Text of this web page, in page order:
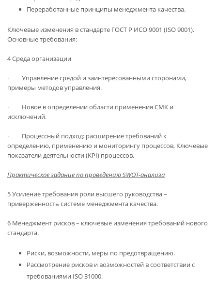
Переработанные принципы менеджмента качества.
Ключевые изменения в стандарте ГОСТ Р ИСО 9001 (ISO 9001).
Основные требования:
4 Среда организации
· Управление средой и заинтересованными сторонами,
примеры методов управления.
· Новое в определении области применения СМК и
исключений.
· Процессный подход: расширение требований к
определению, применению и мониторингу процессов, Ключевые
показатели деятельности (KPI) процессов.
Практическое задание по проведению SWOT-анализа
5 Усиление требования роли высшего руководства –
приверженность системе менеджмента качества.
6 Менеджмент рисков – ключевые изменения требований нового
стандарта.
Риски, возможности, меры по предотвращению.
Рассмотрение рисков и возможностей в соответствии с
требованиями ISO 31000.